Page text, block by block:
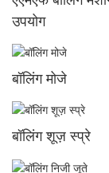
उपयोग
बॉलिंग मोजे
बॉलिंग शूज़ स्प्रे